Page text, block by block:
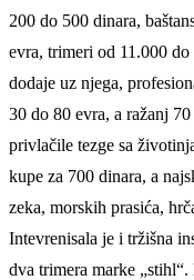
200 do 500 dinara,
evra, trimeri od 11.000
dodaje uz njega,
30 do 80 evra, a ražanj
privlačile tezge sa
kupe za 700 dinara, a
zeka, morskih prasića,
Intevrenisala je i tržišna
dva trimera marke